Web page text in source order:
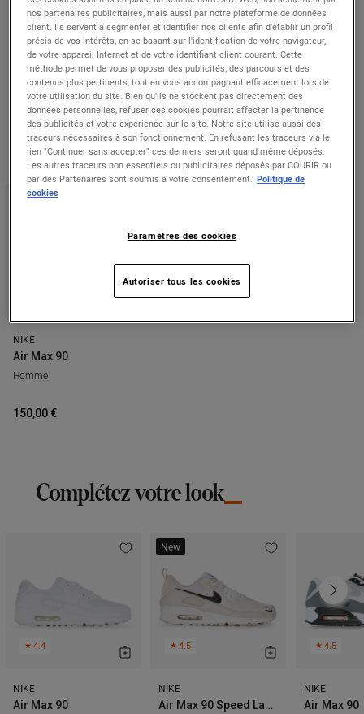
COMPOSITION
récemment consultés
NIKE
Air Max 90
Homme
150,00 €
complétez votre look
★ 4.4
NIKE
Air Max 90
★4.5
NIKE
Air Max 90 Speed Lacing
New
★4.5
NIKE
Air Max 90
nos partenaires publicitaires, mais aussi par notre plateforme de données
client. Ils servent à segmenter et identifier nos clients afin d'établir un profil
précis de vos intérêts, en se basant sur l'identification de votre navigateur,
de votre appareil Internet et de votre identifiant client courant. Cette
méthode permet de vous proposer des publicités, des parcours et des
contenus plus pertinents, tout en vous accompagnant efficacement lors de
votre utilisation du site. Bien qu'ils ne stockent pas directement des
données personnelles, refuser ces cookies pourrait affecter la pertinence
des publicités et votre expérience sur le site. Notre site utilise aussi des
traceurs nécessaires à son fonctionnement. En refusant les traceurs via le
lien "Continuer sans accepter" ces derniers seront quand même déposés.
Les autres traceurs non essentiels ou publicitaires déposés par COURIR ou
par des Partenaires sont soumis à votre consentement.
Politique de
cookies
Paramètres des cookies
Autoriser tous les cookies